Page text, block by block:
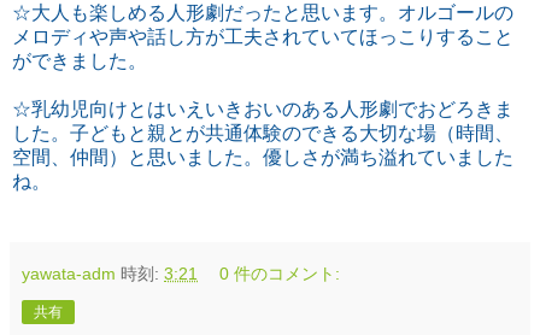
☆大人も楽しめる人形劇だったと思います。オルゴールの
メロディや声や話し方が工夫されていてほっこりすること
ができました。
☆乳幼児向けとはいえいきおいのある人形劇でおどろきま
した。子どもと親とが共通体験のできる大切な場（時間、
空間、仲間）と思いました。優しさが満ち溢れていました
ね。
yawata-adm 時刻: 3:21 0 件のコメント:
共有